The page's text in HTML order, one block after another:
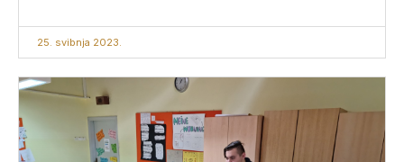
25. svibnja 2023.